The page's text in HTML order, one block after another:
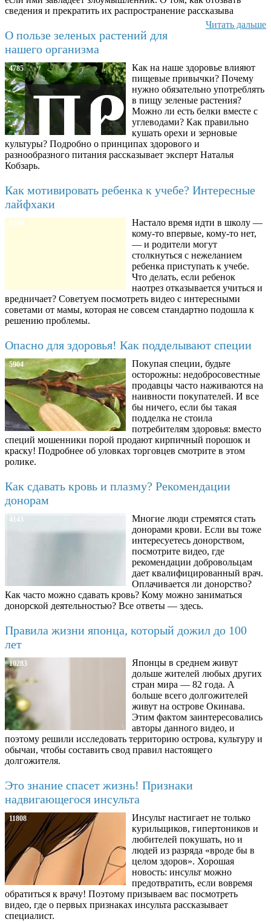
сведения и прекратить их распространение рассказыва
Читать дальше
О пользе зеленых растений для
нашего организма
4785
Как на наше здоровье влияют
пищевые привычки? Почему
нужно обязательно употреблять
в пищу зеленые растения?
Можно ли есть белки вместе с
углеводами? Как правильно
кушать орехи и зерновые
культуры? Подробно о принципах здорового и
разнообразного питания рассказывает эксперт Наталья
Кобзарь.
Как мотивировать ребенка к учебе? Интересные
лайфхаки
8780
Настало время идти в школу —
кому-то впервые, кому-то нет,
— и родители могут
столкнуться с нежеланием
ребенка приступать к учебе.
Что делать, если ребенок
наотрез отказывается учиться и
вредничает? Советуем посмотреть видео с интересными
советами от мамы, которая не совсем стандартно подошла к
решению проблемы.
Опасно для здоровья! Как подделывают специи
5904
Покупая специи, будьте
осторожны: недобросовестные
продавцы часто наживаются на
наивности покупателей. И все
бы ничего, если бы такая
подделка не стоила
потребителям здоровья: вместо
специй мошенники порой продают кирпичный порошок и
краску! Подробнее об уловках торговцев смотрите в этом
ролике.
Как сдавать кровь и плазму? Рекомендации
донорам
4143
Многие люди стремятся стать
донорами крови. Если вы тоже
интересуетесь донорством,
посмотрите видео, где
рекомендации добровольцам
дает квалифицированный врач.
Оплачивается ли донорство?
Как часто можно сдавать кровь? Кому можно заниматься
донорской деятельностью? Все ответы — здесь.
Правила жизни японца, который дожил до 100
лет
10283
Японцы в среднем живут
дольше жителей любых других
стран мира — 82 года. А
больше всего долгожителей
живут на острове Окинава.
Этим фактом заинтересовались
авторы данного видео, и
поэтому решили исследовать территорию острова, культуру и
обычаи, чтобы составить свод правил настоящего
долгожителя.
Это знание спасет жизнь! Признаки
надвигающегося инсульта
11808
Инсульт настигает не только
курильщиков, гипертоников и
любителей покушать, но и
людей из разряда «вроде бы в
целом здоров». Хорошая
новость: инсульт можно
предотвратить, если вовремя
обратиться к врачу! Поэтому призываем вас посмотреть
видео, где о первых признаках инсульта рассказывает
специалист.